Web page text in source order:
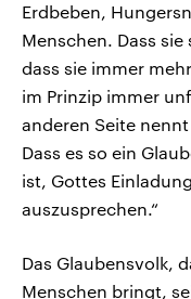
Erdbeben,
Menschen. Dass
dass sie immer
im Prinzip immer
anderen Seite
Dass es so ein
ist, Gottes
auszusprechen.“
Das Glaubensvolk,
Menschen bringt,